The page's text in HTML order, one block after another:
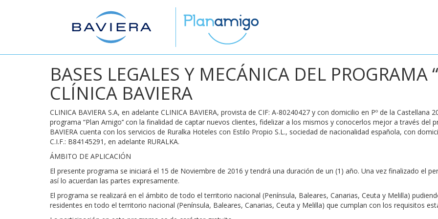
BASES LEGALES Y MECÁNICA DEL PROGRAMA
CLÍNICA BAVIERA
CLINICA BAVIERA S.A, en adelante CLINICA BAVIERA, provista de CIF: A-80240427 y con domicilio en Pº de la Castellana
programa “Plan Amigo’’ con la finalidad de captar nuevos clientes, fidelizar a los mismos y conocerlos mejor a través del
BAVIERA cuenta con los servicios de Ruralka Hoteles con Estilo Propio S.L., sociedad de nacionalidad española, con
C.I.F.: B84145291, en adelante RURALKA.
ÁMBITO DE APLICACIÓN
El presente programa se iniciará el 15 de Noviembre de 2016 y tendrá una duración de un (1) año. Una vez finalizado el
así lo acuerdan las partes expresamente.
El programa se realizará en el ámbito de todo el territorio nacional (Península, Baleares, Canarias, Ceuta y Melilla)
residentes en todo el territorio nacional (Península, Baleares, Canarias, Ceuta y Melilla) que cumplan con los requisitos